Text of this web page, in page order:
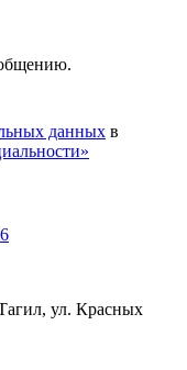
данных в
ул. Красных